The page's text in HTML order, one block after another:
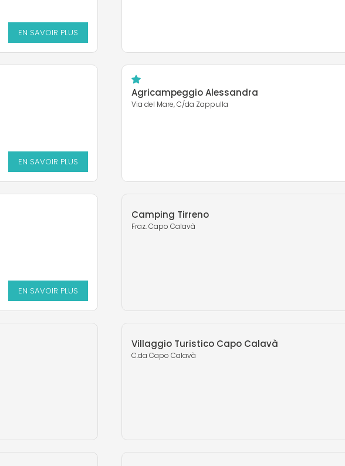
EN SAVOIR PLUS
EN SAVOIR PLUS
Agricampeggio Alessandra
Via del Mare, C/da Zappulla
EN SAVOIR PLUS
Camping Tirreno
Fraz. Capo Calavà
Villaggio Turistico Capo Calavà
C.da Capo Calavà